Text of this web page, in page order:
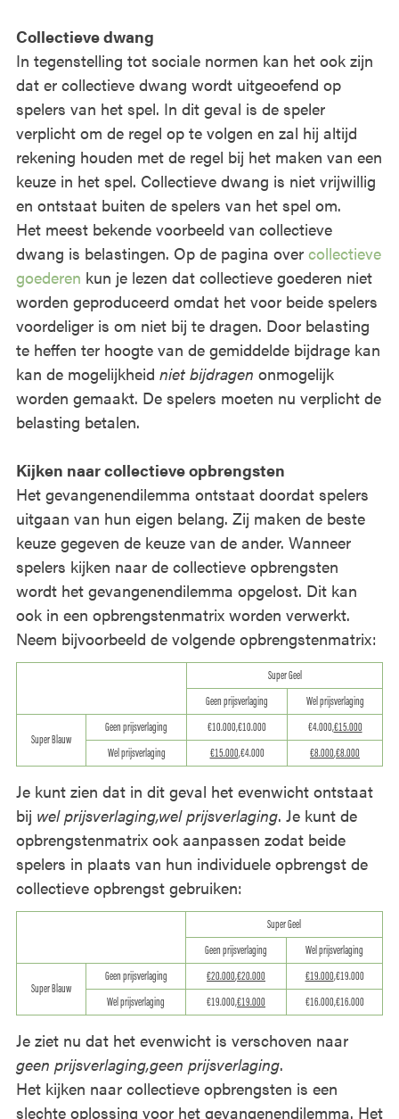
Collectieve dwang
In tegenstelling tot sociale normen kan het ook zijn
dat er collectieve dwang wordt uitgeoefend op
spelers van het spel. In dit geval is de speler
verplicht om de regel op te volgen en zal hij altijd
rekening houden met de regel bij het maken van een
keuze in het spel. Collectieve dwang is niet vrijwillig
en ontstaat buiten de spelers van het spel om.
Het meest bekende voorbeeld van collectieve
dwang is belastingen. Op de pagina over collectieve
goederen kun je lezen dat collectieve goederen niet
worden geproduceerd omdat het voor beide spelers
voordeliger is om niet bij te dragen. Door belasting
te heffen ter hoogte van de gemiddelde bijdrage kan
kan de mogelijkheid niet bijdragen onmogelijk
worden gemaakt. De spelers moeten nu verplicht de
belasting betalen.
Kijken naar collectieve opbrengsten
Het gevangenendilemma ontstaat doordat spelers
uitgaan van hun eigen belang. Zij maken de beste
keuze gegeven de keuze van de ander. Wanneer
spelers kijken naar de collectieve opbrengsten
wordt het gevangenendilemma opgelost. Dit kan
ook in een opbrengstenmatrix worden verwerkt.
Neem bijvoorbeeld de volgende opbrengstenmatrix:
Super Geel
Geen prijsverlaging
Wel prijsverlaging
Super Blauw
Geen prijsverlaging €10.000,€10.000 €4.000,€15.000
Wel prijsverlaging
€15.000,€4.000 €8.000,€8.000
Je kunt zien dat in dit geval het evenwicht ontstaat
bij wel prijsverlaging,wel prijsverlaging. Je kunt de
opbrengstenmatrix ook aanpassen zodat beide
spelers in plaats van hun individuele opbrengst de
collectieve opbrengst gebruiken:
Super Geel
Geen prijsverlaging
Wel prijsverlaging
Super Blauw
Geen prijsverlaging €20.000,€20.000 €19.000,€19.000
Wel prijsverlaging
€19.000,€19.000 €16.000,€16.000
Je ziet nu dat het evenwicht is verschoven naar
geen prijsverlaging,geen prijsverlaging.
Het kijken naar collectieve opbrengsten is een
slechte oplossing voor het gevangenendilemma. Het